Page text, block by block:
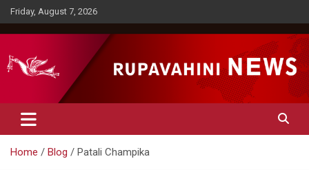
Skip
to
content
Friday, August 7, 2026
Rupavahini News
Home Blog Patali Champika